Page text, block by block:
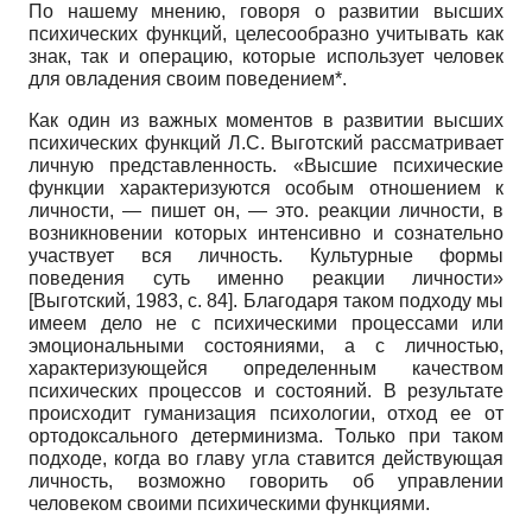
По нашему мнению, говоря о развитии высших
психических функций, целесообразно учитывать как
знак, так и операцию, которые использует человек
для овладения своим поведением*.
Как один из важных моментов в развитии высших
психических функций Л.С. Выготский рассматривает
личную представленность. «Высшие психические
функции характеризуются особым отношением к
личности, — пишет он, — это. реакции личности, в
возникновении которых интенсивно и сознательно
участвует вся личность. Культурные формы
поведения суть именно реакции личности»
[Выготский, 1983, с. 84]. Благодаря таком подходу мы
имеем дело не с психическими процессами или
эмоциональными состояниями, а с личностью,
характеризующейся определенным качеством
психических процессов и состояний. В результате
происходит гуманизация психологии, отход ее от
ортодоксального детерминизма. Только при таком
подходе, когда во главу угла ставится действующая
личность, возможно говорить об управлении
человеком своими психическими функциями.